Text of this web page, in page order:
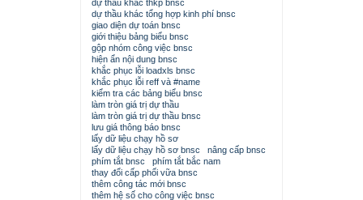
dự thầu khác thkp bnsc
dự thầu khác tổng hợp kinh phí bnsc
giao diện dự toán bnsc
giới thiệu bảng biểu bnsc
gộp nhóm công việc bnsc
hiện ẩn nội dung bnsc
khắc phục lỗi loadxls bnsc
khắc phục lỗi reff và #name
kiểm tra các bảng biểu bnsc
làm tròn giá trị dự thầu
làm tròn giá trị dự thầu bnsc
lưu giá thông báo bnsc
lấy dữ liệu chạy hồ sơ
lấy dữ liệu chạy hồ sơ bnsc
nâng cấp bnsc
phím tắt bnsc
phím tắt bắc nam
thay đổi cấp phối vữa bnsc
thêm công tác mới bnsc
thêm hệ số cho công việc bnsc